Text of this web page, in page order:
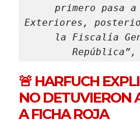
primero pasa a
Exteriores,
la Fiscalía
🚨 HARFUCH
NO DETUVIERON
A FICHA ROJA